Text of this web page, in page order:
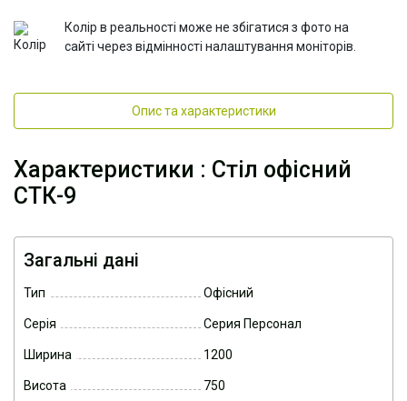
Колір в реальності може не збігатися з фото на
сайті через відмінності налаштування моніторів.
Опис та характеристики
Характеристики : Стіл офісний
СТК-9
Загальні дані
Тип Офісний
Серія Серия Персонал
Ширина 1200
Висота 750